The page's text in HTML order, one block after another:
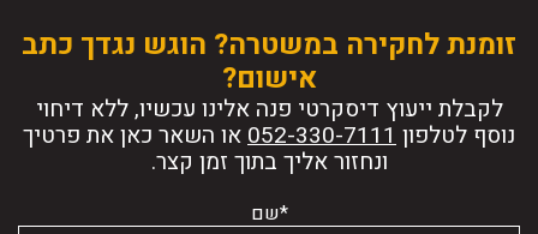
זומנת לחקירה במשטרה? הוגש נגדך כתב
אישום?
לקבלת ייעוץ דיסקרטי פנה אלינו עכשיו, ללא דיחוי
נוסף לטלפון או השאר כאן את פרטיך
ונחזור אליך בתוך זמן קצר.
*שם